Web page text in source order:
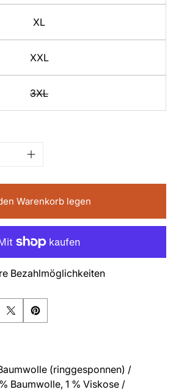
XL
XXL
3XL
Warenkorb legen
Bezahlmöglichkeiten
(ringgesponnen) /
Baumwolle, 1 % Viskose /